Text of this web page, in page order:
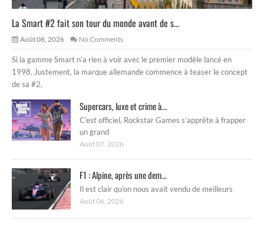
La Smart #2 fait son tour du monde avant de s...
Août 08, 2026 No Comments
Si la gamme Smart n’a rien à voir avec le premier modèle lancé en
1998. Justement, la marque allemande commence à teaser le concept
de sa #2,
Supercars, luxe et crime à...
C’est officiel, Rockstar Games s’apprête à frapper
un grand
Août 07, 2026
F1 : Alpine, après une dem...
Il est clair qu’on nous avait vendu de meilleurs
Août 06, 2026